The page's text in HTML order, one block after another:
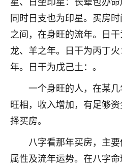
同时日支也为印星。买房
之间，在身旺的流年。日干
龙、羊之年。日干为丙丁
年。日干为戊己土：。
一个身旺的人，在某
旺相，收入增加，有足够
择买房。
八字看那年买房，主
属性及流年运势。在八字命
2小时前 来自海南
梦醒时分
我女儿高二叛逆，大半
的，把我们两口子愁的
师，一开始我是病急乱
做完，我女儿跟变了个
大学，只要能安安稳稳
康康的我就很知足了！
3小时前 来自河北